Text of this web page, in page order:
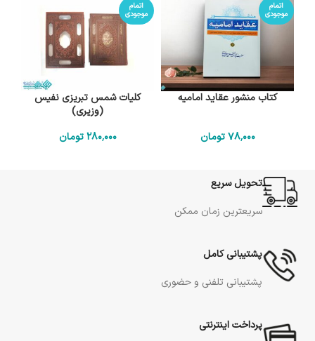
اتمام
موجودی
کتاب منشور عقاید امامیه
78٬000 تومان
اتمام
موجودی
کلیات شمس تبریزی نفیس
(وزیری)
280٬000 تومان
تحویل سریع
سریعترین زمان ممکن
پشتیبانی کامل
پشتیبانی تلفنی و حضوری
پرداخت اینترنتی